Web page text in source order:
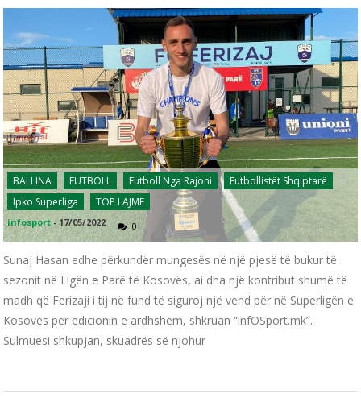
BALLINA FUTBOLL Futboll Nga Rajoni
Futbollistët Shqiptarë
Ipko Superliga
TOP LAJME
infosport -17/05/2022 0
Sunaj Hasan edhe përkundër mungesës në një pjesë të bukur të
sezonit në Ligën e Parë të Kosovës, ai dha një kontribut shumë të
madh që Ferizaji i tij në fund të siguroj një vend për në Superligën e
Kosovës për edicionin e ardhshëm, shkruan “infOSport.mk”.
Sulmuesi shkupjan, skuadrës së njohur